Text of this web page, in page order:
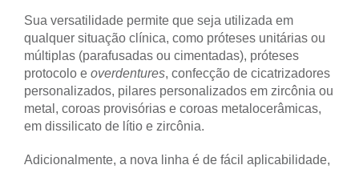
Sua versatilidade permite que seja utilizada em
qualquer situação clínica, como próteses unitárias ou
múltiplas (parafusadas ou cimentadas), próteses
protocolo e overdentures, confecção de cicatrizadores
personalizados, pilares personalizados em zircônia ou
metal, coroas provisórias e coroas metalocerâmicas,
em dissilicato de lítio e zircônia.
Adicionalmente, a nova linha é de fácil aplicabilidade,